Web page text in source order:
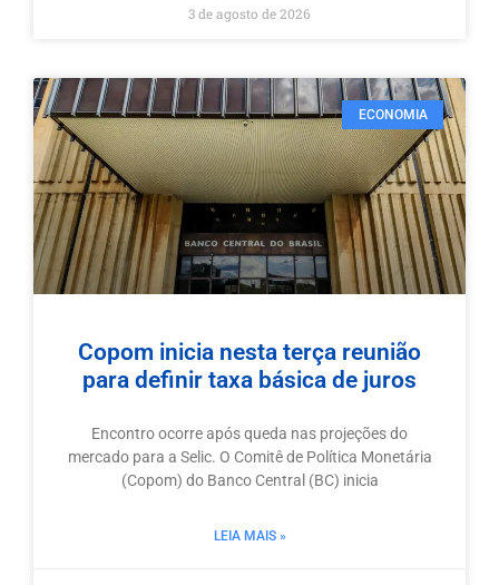
3 de agosto de 2026
ECONOMIA
Copom inicia nesta terça reunião
para definir taxa básica de juros
Encontro ocorre após queda nas projeções do
mercado para a Selic. O Comitê de Política Monetária
(Copom) do Banco Central (BC) inicia
LEIA MAIS »